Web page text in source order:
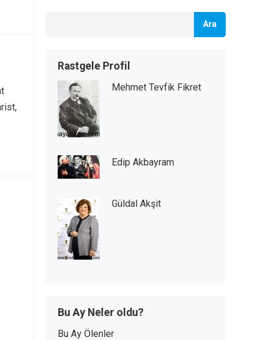
Ara
Rastgele Profil
Mehmet Tevfik Fikret
Edip Akbayram
Güldal Akşit
Bu Ay Neler oldu?
Bu Ay Ölenler